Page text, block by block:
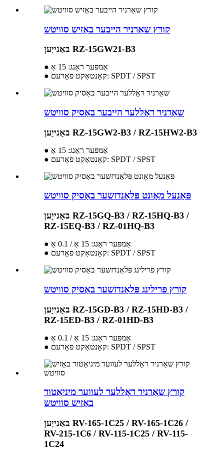
קורץ שאַרניר הייבער באַזיש סוויטש
באַנייַען RZ-15GW21-B3
● אַמפּער ראַנג: 15 אַ
● קאָנטאַקט פאָרעם: SPDT / SPST
שאַרניר ראָללער הייבער באַסיק סוויטש
באַנייַען RZ-15GW2-B3 / RZ-15HW2-B3
● אַמפּער ראַנג: 15 אַ
● קאָנטאַקט פאָרעם: SPDT / SPST
פּאַנעל מאָונט פּלאַנדזשער באַסיק סוויטש
באַנייַען RZ-15GQ-B3 / RZ-15HQ-B3 /
RZ-15EQ-B3 / RZ-01HQ-B3
● אַמפּער ראַנג: 15 אַ / 0.1 אַ
● קאָנטאַקט פאָרעם: SPDT / SPST
קורץ פרילינג פּלאַנדזשער באַסיק סוויטש
באַנייַען RZ-15GD-B3 / RZ-15HD-B3 /
RZ-15ED-B3 / RZ-01HD-B3
● אַמפּער ראַנג: 15 אַ / 0.1 אַ
● קאָנטאַקט פאָרעם: SPDT / SPST
קורץ שאַרניר ראָללער לעווער מיניאַטור
באַזיש סוויטש
באַנייַען RV-165-1C25 / RV-165-1C26 /
RV-215-1C6 / RV-115-1C25 / RV-115-
1C24